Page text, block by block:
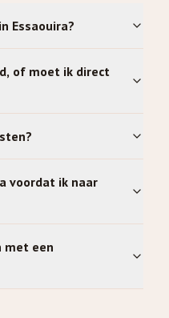
Essaouira?
of moet ik direct
voordat ik naar
met een